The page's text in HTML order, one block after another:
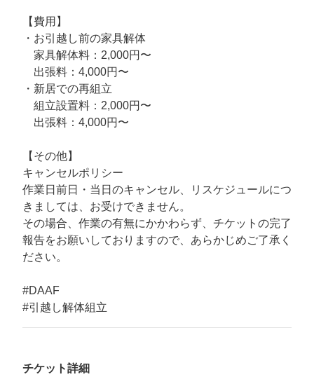
【費用】
・お引越し前の家具解体
家具解体料：2,000円〜
出張料：4,000円〜
・新居での再組立
組立設置料：2,000円〜
出張料：4,000円〜
【その他】
キャンセルポリシー
作業日前日・当日のキャンセル、リスケジュールにつ
きましては、お受けできません。
その場合、作業の有無にかかわらず、チケットの完了
報告をお願いしておりますので、あらかじめご了承く
ださい。
#DAAF
#引越し解体組立
チケット詳細